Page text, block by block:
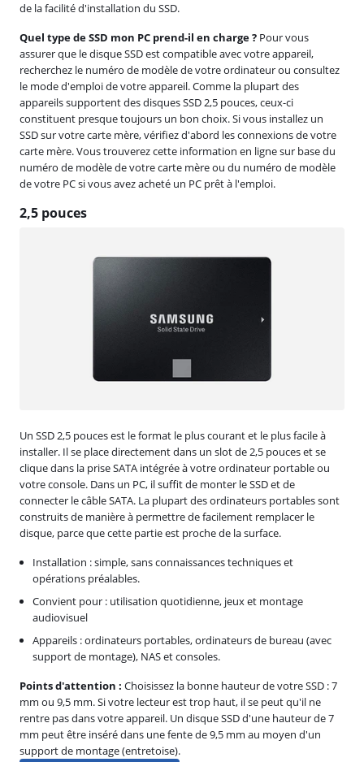
de la facilité d'installation du SSD.
Quel type de SSD mon PC prend-il en charge ? Pour vous
assurer que le disque SSD est compatible avec votre appareil,
recherchez le numéro de modèle de votre ordinateur ou consultez
le mode d'emploi de votre appareil. Comme la plupart des
appareils supportent des disques SSD 2,5 pouces, ceux-ci
constituent presque toujours un bon choix. Si vous installez un
SSD sur votre carte mère, vérifiez d'abord les connexions de votre
carte mère. Vous trouverez cette information en ligne sur base du
numéro de modèle de votre carte mère ou du numéro de modèle
de votre PC si vous avez acheté un PC prêt à l'emploi.
2,5 pouces
Un SSD 2,5 pouces est le format le plus courant et le plus facile à
installer. Il se place directement dans un slot de 2,5 pouces et se
clique dans la prise SATA intégrée à votre ordinateur portable ou
votre console. Dans un PC, il suffit de monter le SSD et de
connecter le câble SATA. La plupart des ordinateurs portables sont
construits de manière à permettre de facilement remplacer le
disque, parce que cette partie est proche de la surface.
Installation : simple, sans connaissances techniques et
opérations préalables.
Convient pour : utilisation quotidienne, jeux et montage
audiovisuel
Appareils : ordinateurs portables, ordinateurs de bureau (avec
support de montage), NAS et consoles.
Points d'attention : Choisissez la bonne hauteur de votre SSD : 7
mm ou 9,5 mm. Si votre lecteur est trop haut, il se peut qu'il ne
rentre pas dans votre appareil. Un disque SSD d'une hauteur de 7
mm peut être inséré dans une fente de 9,5 mm au moyen d'un
support de montage (entretoise).